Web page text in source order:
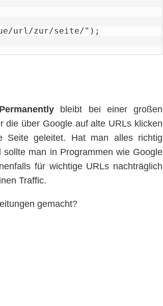
url/zur/seite/");
bleibt bei einer großen
die über Google auf alte URLs klicken
Seite geleitet. Hat man alles richtig
man in Programmen wie Google
für wichtige URLs nachträglich
Traffic.
gemacht?